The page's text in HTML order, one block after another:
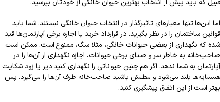
قبیل که باید پیش از انتخاب بهترین حیوان خانگی از خودتان بپرسید.
اما این‌ها تنها معیارهای تاثیرگذار در انتخاب حیوان خانگی نیستند. شما باید
قوانین ساختمان را در نظر بگیرید. در قرارداد خرید یا اجاره برخی آپارتمان‌ها قید
شده که نگهداری از بعضی حیوانات خانگی، مثلا سگ، ممنوع است. ممکن است
صاحب‌خانه به خاطر سر و صدای برخی حیوانات، اجازه‌ نگهداری از آن‌ها را در
آپارتمان به شما ندهد. اگر هم چنین حیواناتی را نگهداری کنید دیر یا زود شکایت
همسایه‌ها بلند می‌شود و مطمئن باشید صاحب‌خانه طرف آن‌ها را می‌گیرد. پس
بهتر است از این اتفاق پیشگیری کنید.